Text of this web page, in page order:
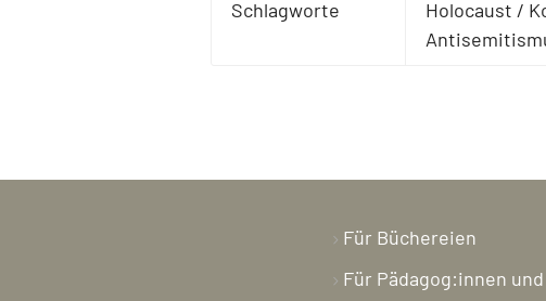
Schlagworte
Holocaust /
Für Büchereien
Für Pädagog:innen und